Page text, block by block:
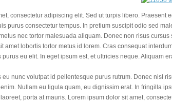
consectetur adipiscing elit. Sed ut turpis libero.
purus consectetur tempus. In pretium suscipit odio sed
nec tortor malesuada aliquam. Donec non risus
amet lobortis tortor metus id lorem. Cras consequat
eu elit. In eget ipsum est, et ultricies neque. Aliquam
nunc volutpat id pellentesque purus rutrum. Donec nisl
Nullam eu ligula quam, eu dignissim erat. In fringilla
porta at mauris. Lorem ipsum dolor sit amet,